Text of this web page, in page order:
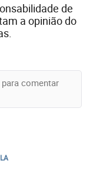
de
a opinião do